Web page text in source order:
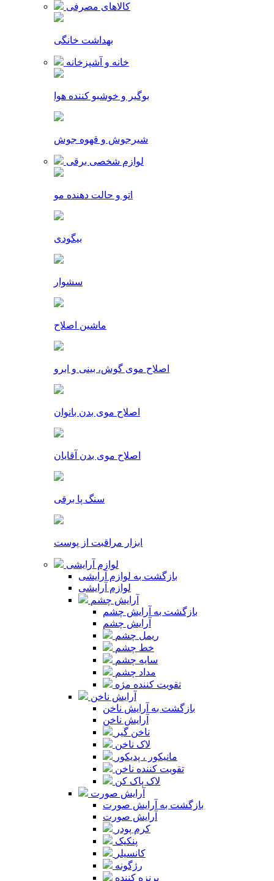
کالاهای مصرفی
بهداشت خانگی
خانه و آشپزخانه
بوگیر و خوشبو کننده هوا
شیرجوش و قهوه جوش
لوازم شخصی برقی
اتو و حالت دهنده مو
بیگودی
سشوار
ماشین اصلاح
اصلاح موی گوش، بینی و ابرو
اصلاح موی بدن بانوان
اصلاح موی بدن آقایان
سنگ پا برقی
ابزار مراقبت از پوست
لوازم آرایشی
بازگشت به لوازم آرایشی
لوازم آرایشی
آرایش چشم
بازگشت به آرایش چشم
آرایش چشم
ریمل چشم
خط چشم
سایه چشم
مداد چشم
تقویت کننده مژه
آرایش ناخن
بازگشت به آرایش ناخن
آرایش ناخن
ناخن گیر
لاک ناخن
مانیکور ، پدیکور
تقویت کننده ناخن
لاک پاک کن
آرایش صورت
بازگشت به آرایش صورت
آرایش صورت
کرم پودر
پنکیک
کانسیلر
رژگونه
برنزه کننده